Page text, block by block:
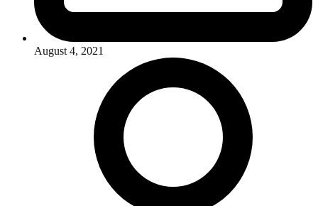
August 4, 2021